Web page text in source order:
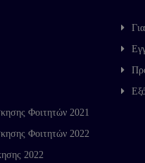
Φοιτητών 2021
Φοιτητών 2022
2022